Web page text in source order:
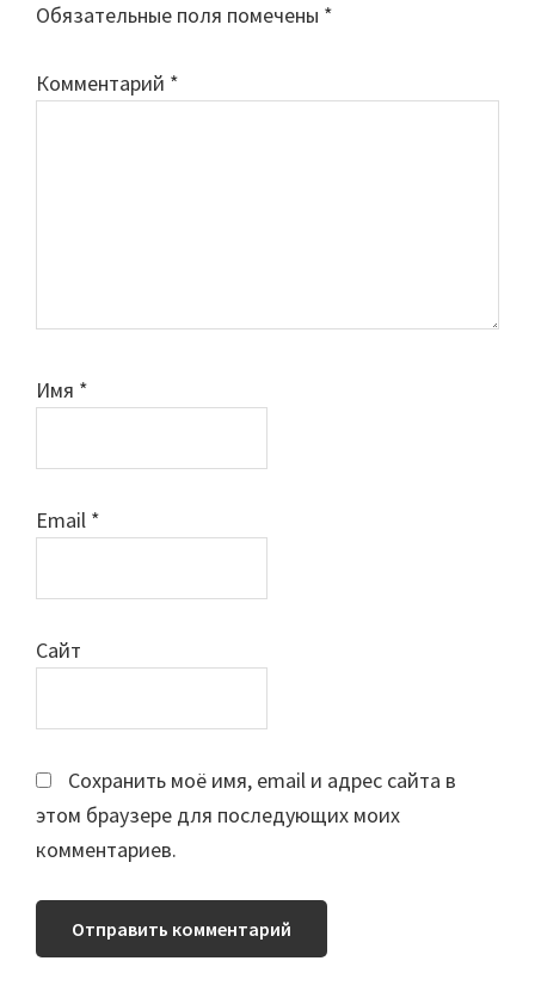
Обязательные поля помечены *
Комментарий *
Имя *
Email *
Сайт
Сохранить моё имя, email и адрес сайта в
этом браузере для последующих моих
комментариев.